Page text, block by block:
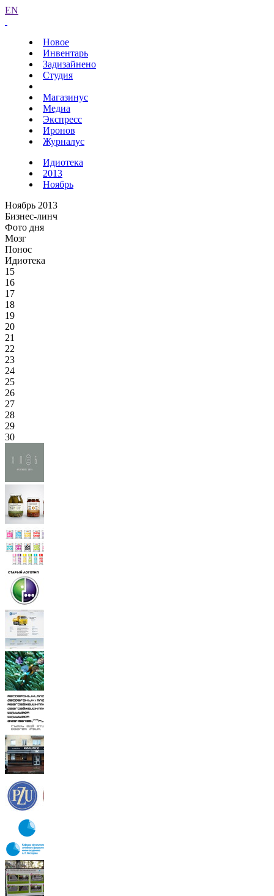
EN
Новое
Инвентарь
Задизайнено
Студия
Магазинус
Медиа
Экспресс
Иронов
Журналус
Идиотека
2013
Ноябрь
Ноябрь 2013
Бизнес-линч
Фото дня
Мозг
Понос
Идиотека
15
16
17
18
19
20
21
22
23
24
25
26
27
28
29
30